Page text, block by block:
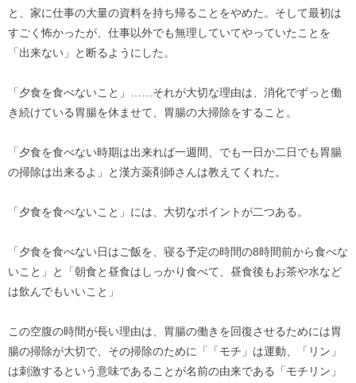
と、家に仕事の大量の資料を持ち帰ることをやめた。そして最初は
すごく怖かったが、仕事以外でも無理していてやっていたことを
「出来ない」と断るようにした。
「夕食を食べないこと」……それが大切な理由は、消化でずっと働
き続けている胃腸を休ませて、胃腸の大掃除をすること。
「夕食を食べない時期は出来れば一週間、でも一日か二日でも胃腸
の掃除は出来るよ」と漢方薬剤師さんは教えてくれた。
「夕食を食べないこと」には、大切なポイントが二つある。
「夕食を食べない日はご飯を、寝る予定の時間の8時間前から食べな
いこと」と「朝食と昼食はしっかり食べて、昼食後もお茶や水など
は飲んでもいいこと」
この空腹の時間が長い理由は、胃腸の働きを回復させるためには胃
腸の掃除が大切で、その掃除のために「「モチ」は運動、「リン」
は刺激するという意味であることが名前の由来である「モチリン」